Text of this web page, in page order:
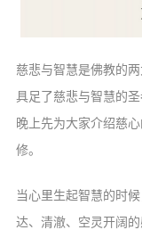
助印功德
义工家园
慈悲与智慧是佛教的
具足了慈悲与智慧的
晚上先为大家介绍慈
修。
当心里生起智慧的时
达、清澈、空灵开阔